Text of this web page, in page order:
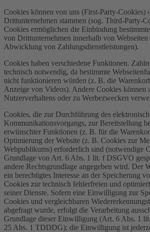
Cookies können von uns (First-Party-Cookies)
Drittunternehmen stammen (sog. Third-Party-
Cookies ermöglichen die Einbindung
von Drittunternehmen innerhalb von
Abwicklung von Zahlungsdienstleistungen).
Cookies haben verschiedene Funktionen.
technisch notwendig, da bestimmte
nicht funktionieren würden (z. B. die
Anzeige von Videos). Andere Cookies können
Nutzerverhaltens oder zu Werbezwecken
Cookies, die zur Durchführung des
Kommunikationsvorgangs, zur Bereitstellung
erwünschter Funktionen (z. B. für die
Optimierung der Website (z. B. Cookies zur
Webpublikums) erforderlich sind (notwendige
Grundlage von Art. 6 Abs. 1 lit. f DSGVO
andere Rechtsgrundlage angegeben wird. Der
ein berechtigtes Interesse an der Speicherung
Cookies zur technisch fehlerfreien und
seiner Dienste. Sofern eine Einwilligung zur
Cookies und vergleichbaren
abgefragt wurde, erfolgt die Verarbeitung
Grundlage dieser Einwilligung (Art. 6 Abs. 1
25 Abs. 1 TDDDG); die Einwilligung ist